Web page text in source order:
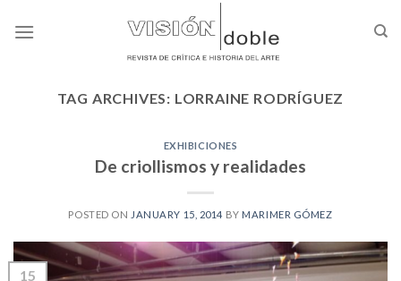
TAG ARCHIVES: LORRAINE RODRÍGUEZ
EXHIBICIONES
De criollismos y realidades
POSTED ON JANUARY 15, 2014 BY MARIMER GÓMEZ
15